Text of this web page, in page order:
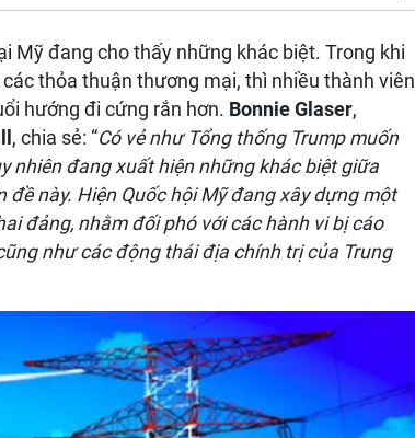
Mỹ đang cho thấy những khác biệt. Trong khi
thỏa thuận thương mại, thì nhiều thành viên
hướng đi cứng rắn hơn. Bonnie Glaser,
, chia sẻ: “Có vẻ như Tổng thống Trump muốn
nhiên đang xuất hiện những khác biệt giữa
này. Hiện Quốc hội Mỹ đang xây dựng một
đảng, nhằm đối phó với các hành vi bị cáo
như các động thái địa chính trị của Trung